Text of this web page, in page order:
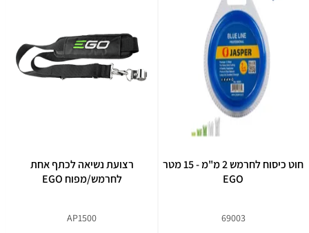
חוט כיסוח לחרמש 2 מ"מ - 15 מטר
EGO
69003
רצועת נשיאה לכתף אחת
לחרמש/מפוח EGO
AP1500